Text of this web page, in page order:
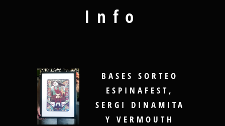
Info
BASES SORTEO
ESPINAFEST,
SERGI DINAMITA
Y VERMOUTH